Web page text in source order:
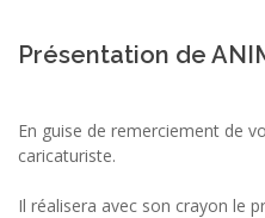
Présentation de
En guise de remerciement de
caricaturiste.
Il réalisera avec son crayon le